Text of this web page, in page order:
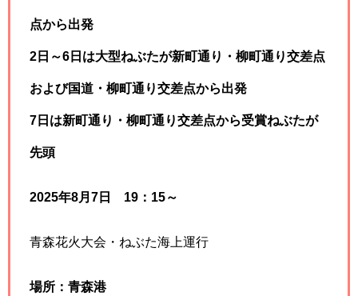
点から出発
2日～6日は大型ねぶたが新町通り・柳町通り交差点
および国道・柳町通り交差点から出発
7日は新町通り・柳町通り交差点から受賞ねぶたが
先頭
2025年8月7日 19：15～
青森花火大会・ねぶた海上運行
場所：青森港